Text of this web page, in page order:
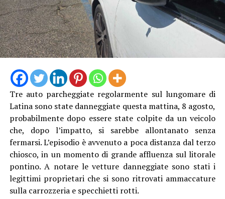
Tre auto parcheggiate regolarmente sul lungomare di
Latina sono state danneggiate questa mattina, 8 agosto,
probabilmente dopo essere state colpite da un veicolo
che, dopo l’impatto, si sarebbe allontanato senza
fermarsi. L’episodio è avvenuto a poca distanza dal terzo
chiosco, in un momento di grande affluenza sul litorale
pontino. A notare le vetture danneggiate sono stati i
legittimi proprietari che si sono ritrovati ammaccature
sulla carrozzeria e specchietti rotti.